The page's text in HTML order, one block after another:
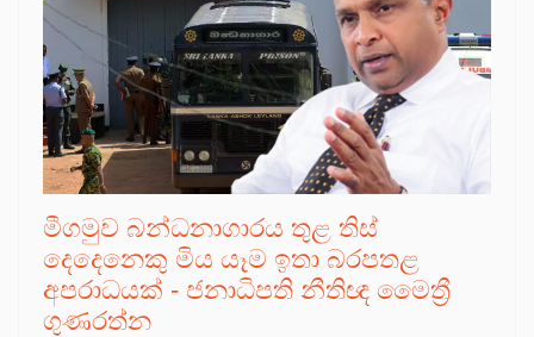
මීගමුව බන්ධනාගාරය තුළ තිස්
දෙදෙනෙකු මිය යෑම ඉතා බරපතළ
අපරාධයක් - ජනාධිපති නීතිඥ මෛත්‍රී
ගුණරත්න